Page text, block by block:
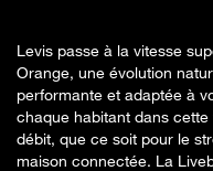
Levis passe à la vitesse
Orange, une évolution
performante et adaptée à
chaque habitant dans
débit, que ce soit pour le
maison connectée. La